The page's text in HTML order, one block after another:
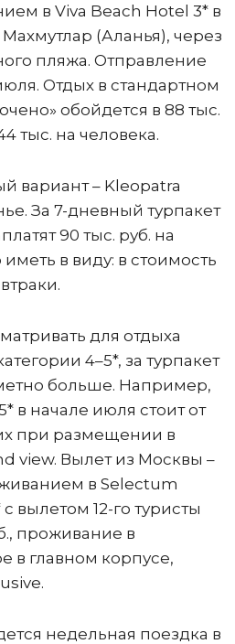
в Viva Beach Hotel 3* в
(Аланья), через
пляжа. Отправление
Отдых в стандартном
обойдется в 88 тыс.
тыс. на человека.
вариант – Kleopatra
За 7-дневный турпакет
90 тыс. руб. на
в виду: в стоимость
для отдыха
4–5*, за турпакет
больше. Например,
в начале июля стоит от
при размещении в
view. Вылет из Москвы –
в Selectum
вылетом 12-го туристы
проживание в
в главном корпусе,
недельная поездка в